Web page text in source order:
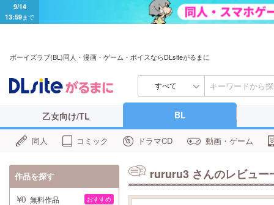
9/14
13:59まで
ボーイズラブ(BL)同人・漫画・ゲーム・ボイスならDLsiteがるまに
すべて
乙女向け/TL BL
同人 コミック ドラマCD 動画・ゲーム
rururu3 さんのレビュー
作品を探す
無料作品 おすすめ